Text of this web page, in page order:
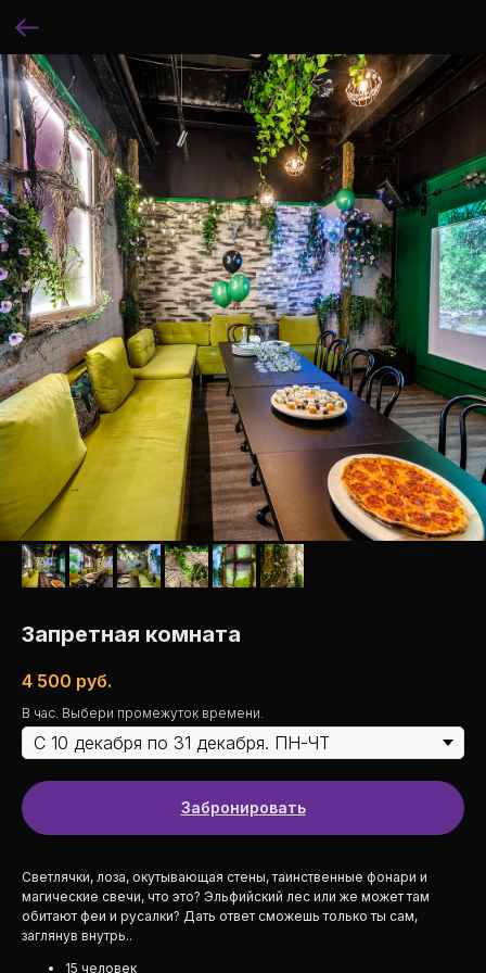
Запретная комната
4 500 руб.
В час. Выбери промежуток времени.
Забронировать
Светлячки, лоза, окутывающая стены, таинственные фонари и
магические свечи, что это? Эльфийский лес или же может там
обитают феи и русалки? Дать ответ сможешь только ты сам,
заглянув внутрь..
15 человек